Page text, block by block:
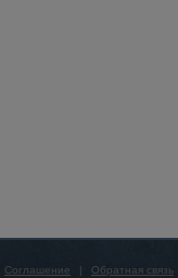
Соглашение | Обратная связь